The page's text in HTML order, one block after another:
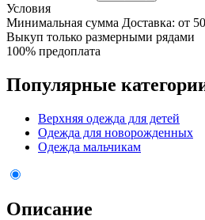
Условия
Минимальная сумма Доставка: от
Выкуп только размерными рядами
100% предоплата
Популярные
Верхняя одежда для детей
Одежда для новорожденных
Одежда мальчикам
Описание